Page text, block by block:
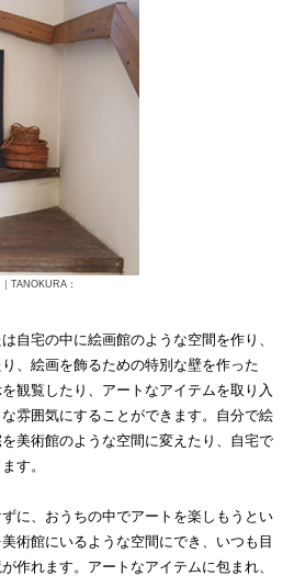
TANOKURA：
自宅の中に絵画館のような空間を作り、
、絵画を飾るための特別な壁を作った
観覧したり、アートなアイテムを取り入
雰囲気にすることができます。自分で絵
美術館のような空間に変えたり、自宅で
す。
ずに、おうちの中でアートを楽しもうとい
術館にいるような空間にでき、いつも目
作れます。アートなアイテムに包まれ、